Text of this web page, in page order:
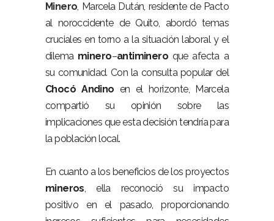
Minero, Marcela Dután, residente de Pacto
al noroccidente de Quito, abordó temas
cruciales en torno a la situación laboral y el
dilema minero–antimineroque afecta a
su comunidad. Con la consulta popular del
Chocó Andino en el horizonte, Marcela
compartió su opinión sobre las
implicaciones que esta decisión tendría para
la población local.
En cuanto a los beneficios de los proyectos
mineros, ella reconoció su impacto
positivo en el pasado, proporcionando